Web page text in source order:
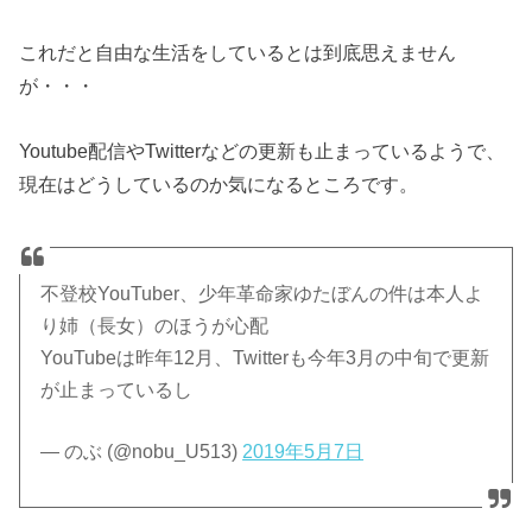
これだと自由な生活をしているとは到底思えません
が・・・
Youtube配信やTwitterなどの更新も止まっているようで、
現在はどうしているのか気になるところです。
不登校YouTuber、少年革命家ゆたぼんの件は本人よ
り姉（長女）のほうが心配
YouTubeは昨年12月、Twitterも今年3月の中旬で更新
が止まっているし
— のぶ (@nobu_U513) 2019年5月7日